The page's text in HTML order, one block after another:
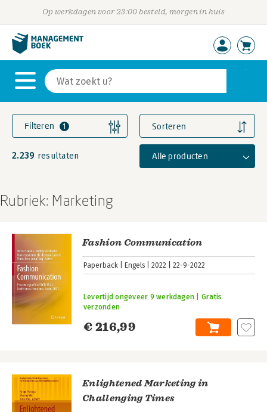
Op werkdagen voor 23:00 besteld, morgen in huis
Filteren 1 Sorteren
2.239 resultaten Alle producten
Rubriek: Marketing
Fashion Communication
Paperback Engels 2022 22-9-2022
€ 216,99
Levertijd ongeveer 9 werkdagen | Gratis
verzonden
Enlightened Marketing in
Challenging Times